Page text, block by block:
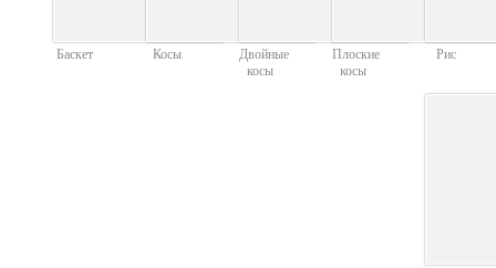
Баскет Косы
Двойные
косы
Плоские
косы
Рис